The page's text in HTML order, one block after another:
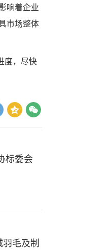
响着企业
市场整体
度，尽快
标委会
毛及制